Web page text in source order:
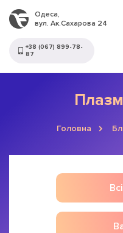
Одеса,
вул. Ак.Сахарова 24
+38 (067) 899-78-
87
Головна